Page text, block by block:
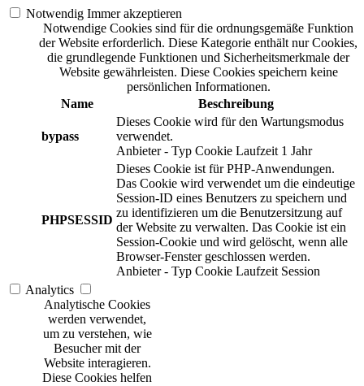
Notwendig Immer akzeptieren
Notwendige Cookies sind für die ordnungsgemäße Funktion
der Website erforderlich. Diese Kategorie enthält nur Cookies,
die grundlegende Funktionen und Sicherheitsmerkmale der
Website gewährleisten. Diese Cookies speichern keine
persönlichen Informationen.
Name
Beschreibung
bypass
Dieses Cookie wird für den Wartungsmodus
verwendet.
Anbieter - Typ Cookie Laufzeit 1 Jahr
PHPSESSID
Dieses Cookie ist für PHP-Anwendungen.
Das Cookie wird verwendet um die eindeutige
Session-ID eines Benutzers zu speichern und
zu identifizieren um die Benutzersitzung auf
der Website zu verwalten. Das Cookie ist ein
Session-Cookie und wird gelöscht, wenn alle
Browser-Fenster geschlossen werden.
Anbieter - Typ Cookie Laufzeit Session
Analytics
Analytische Cookies
werden verwendet,
um zu verstehen, wie
Besucher mit der
Website interagieren.
Diese Cookies helfen